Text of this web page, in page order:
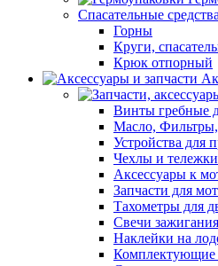
Спасательные средства
Горны
Круги,
Крюк отпорный
Винты гребные
Масло,
Устройства для
Чехлы и
Аксессуары к
Запчасти для
Тахометры для
Свечи зажигания
Наклейки на
Комплектующие